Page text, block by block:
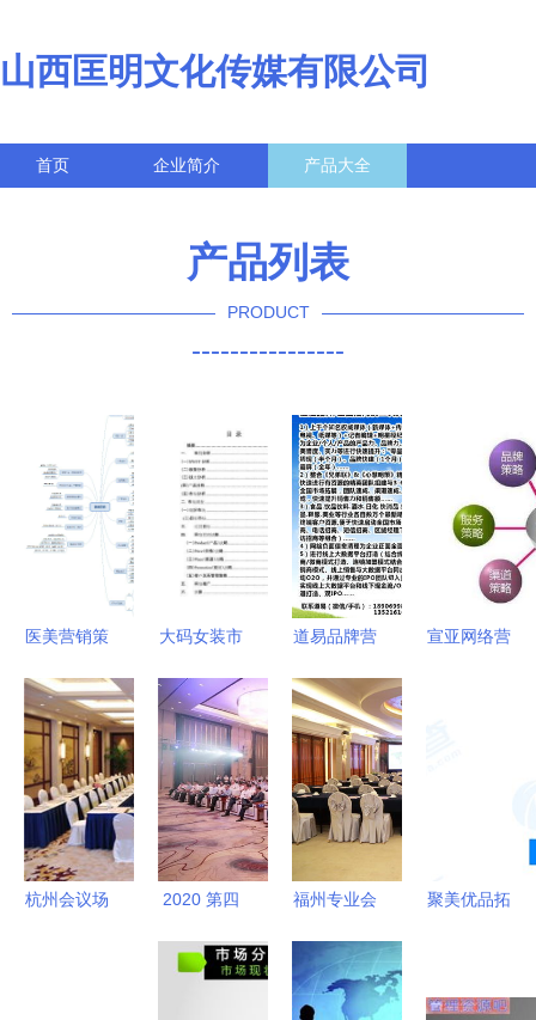
山西匡明文化传媒有限公司
首页 企业简介 产品大全
产品列表
PRODUCT
----------------
医美营销策
在会议及展
览服务中的
应用
大码女装市
策划方案
道易品牌营
赋能企业增
长，构建市
场新格局
宣亚网络营
杭州会议场
2020 第四
服务节在广
福州专业会
与会务服
务，助力高
聚美优品拓
布局人力资